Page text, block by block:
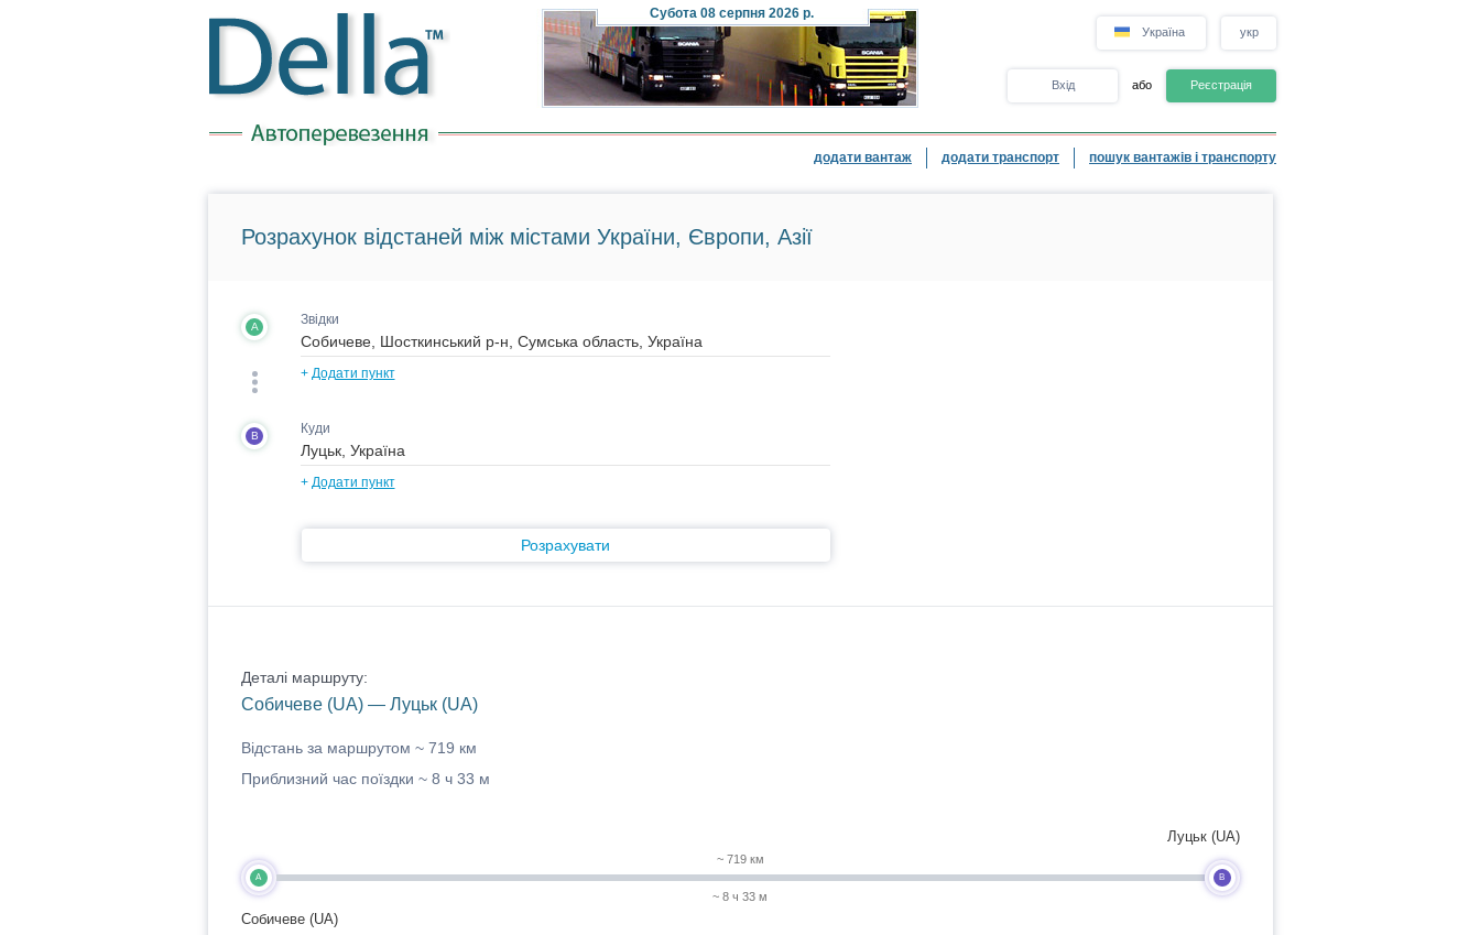
Субота08 серпня 2026 р.
Україна укр
Вхід або Реєстрація
додати вантаж додати транспорт пошук вантажів і транспорту
Розрахунок відстаней між містами України, Європи, Азії
A Звідки
+ Додати пункт
B Куди
+ Додати пункт
Розрахувати
Деталі маршруту:
Собичеве (UA) — Луцьк (UA)
Відстань за маршрутом ~ 719 км
Приблизний час поїздки ~ 8 ч 33 м
A
Собичеве (UA)
~ 719 км
~ 8 ч 33 м
B
Луцьк (UA)